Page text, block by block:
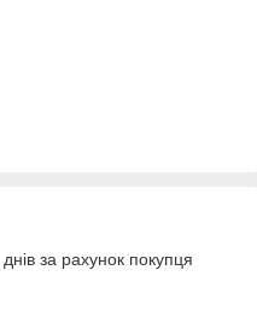
за рахунок покупця